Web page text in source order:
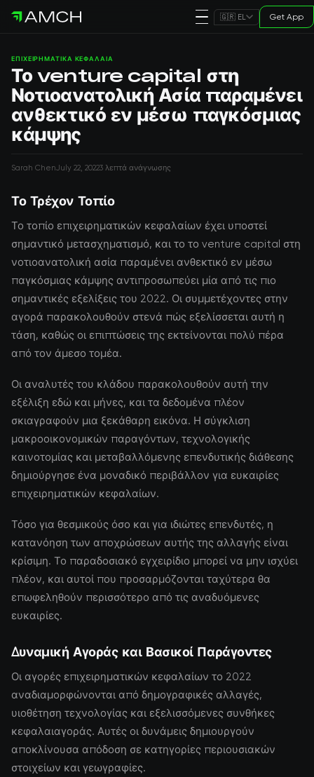
🇬🇷 EL Get App
ΕΠΙΧΕΙΡΗΜΑΤΙΚΆ ΚΕΦΆΛΑΙΑ
Το venture capital στη
Νοτιοανατολική Ασία παραμένει
ανθεκτικό εν μέσω παγκόσμιας
κάμψης
Sarah ChenJuly 22, 20223 λεπτά ανάγνωσης
Το Τρέχον Τοπίο
Το τοπίο επιχειρηματικών κεφαλαίων έχει υποστεί
σημαντικό μετασχηματισμό, και το το venture capital στη
νοτιοανατολική ασία παραμένει ανθεκτικό εν μέσω
παγκόσμιας κάμψης αντιπροσωπεύει μία από τις πιο
σημαντικές εξελίξεις του 2022. Οι συμμετέχοντες στην
αγορά παρακολουθούν στενά πώς εξελίσσεται αυτή η
τάση, καθώς οι επιπτώσεις της εκτείνονται πολύ πέρα
από τον άμεσο τομέα.
Οι αναλυτές του κλάδου παρακολουθούν αυτή την
εξέλιξη εδώ και μήνες, και τα δεδομένα πλέον
σκιαγραφούν μια ξεκάθαρη εικόνα. Η σύγκλιση
μακροοικονομικών παραγόντων, τεχνολογικής
καινοτομίας και μεταβαλλόμενης επενδυτικής διάθεσης
δημιούργησε ένα μοναδικό περιβάλλον για ευκαιρίες
επιχειρηματικών κεφαλαίων.
Τόσο για θεσμικούς όσο και για ιδιώτες επενδυτές, η
κατανόηση των αποχρώσεων αυτής της αλλαγής είναι
κρίσιμη. Το παραδοσιακό εγχειρίδιο μπορεί να μην ισχύει
πλέον, και αυτοί που προσαρμόζονται ταχύτερα θα
επωφεληθούν περισσότερο από τις αναδυόμενες
ευκαιρίες.
Δυναμική Αγοράς και Βασικοί Παράγοντες
Οι αγορές επιχειρηματικών κεφαλαίων το 2022
αναδιαμορφώνονται από δημογραφικές αλλαγές,
υιοθέτηση τεχνολογίας και εξελισσόμενες συνθήκες
κεφαλαιαγοράς. Αυτές οι δυνάμεις δημιουργούν
αποκλίνουσα απόδοση σε κατηγορίες περιουσιακών
στοιχείων και γεωγραφίες.